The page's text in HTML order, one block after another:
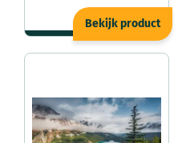
Bekijk product